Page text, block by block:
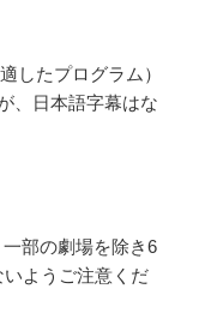
したプログラム）
、日本語字幕はな
部の劇場を除き6
ようご注意くだ